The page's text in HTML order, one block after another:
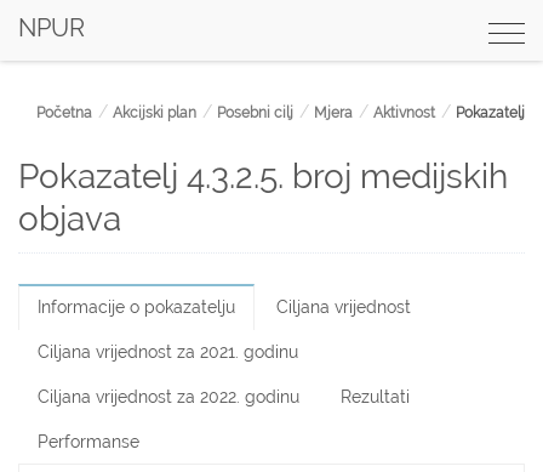
NPUR
Početna Akcijski plan Posebni cilj Mjera Aktivnost Pokazatelj
Pokazatelj 4.3.2.5. broj medijskih
objava
Informacije o pokazatelju Ciljana vrijednost
Ciljana vrijednost za 2021. godinu
Ciljana vrijednost za 2022. godinu Rezultati
Performanse